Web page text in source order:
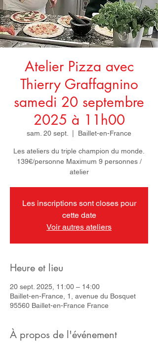
Atelier Pizza avec
Thierry Graffagnino
samedi 20 septembre
2025 à 11h00
sam. 20 sept. Baillet-en-France
Les ateliers du triple champion du monde.
139€/personne Maximum 9 personnes /
atelier
Les inscriptions sont closes pour
cette date
Voir autres ateliers
Heure et lieu
20 sept. 2025, 11:00 – 14:00
Baillet-en-France, 1, avenue du Bosquet
95560 Baillet-en-France France
À propos de l'événement